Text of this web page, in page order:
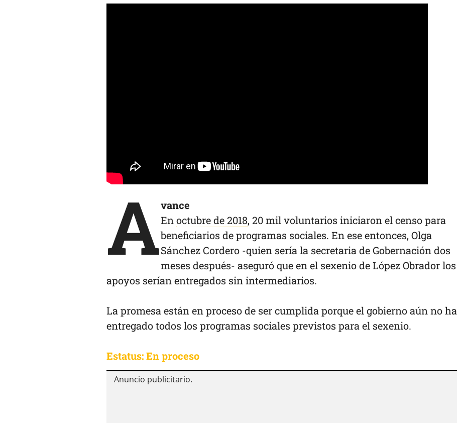
Avance
Enoctubre de 2018, 20 mil voluntarios iniciaron el censo para
beneficiarios de programas sociales. En ese entonces, Olga
Sánchez Cordero -quien sería la secretaria de Gobernación dos
meses después- aseguró que en el sexenio de López Obrador los
apoyos serían entregados sin intermediarios.
La promesa están en proceso de ser cumplida porque el gobierno aún no ha
entregado todos los programas sociales previstos para el sexenio.
Estatus: En proceso